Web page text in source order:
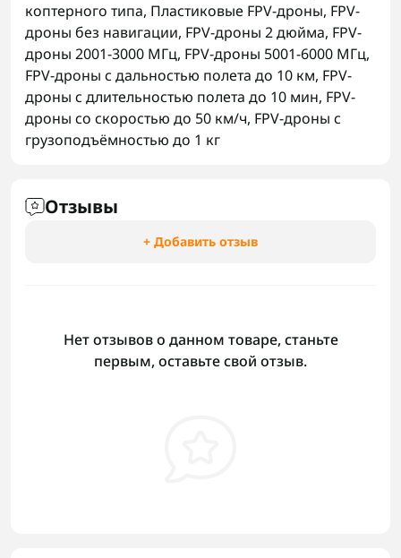
коптерного типа, Пластиковые FPV-дроны, FPV-
дроны без навигации, FPV-дроны 2 дюйма, FPV-
дроны 2001-3000 МГц, FPV-дроны 5001-6000 МГц,
FPV-дроны с дальностью полета до 10 км, FPV-
дроны с длительностью полета до 10 мин, FPV-
дроны со скоростью до 50 км/ч, FPV-дроны с
грузоподъёмностью до 1 кг
Отзывы
+ Добавить отзыв
Нет отзывов о данном товаре, станьте
первым, оставьте свой отзыв.